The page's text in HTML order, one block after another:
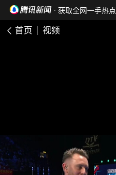
· 获取全网一手热点
首页 视频